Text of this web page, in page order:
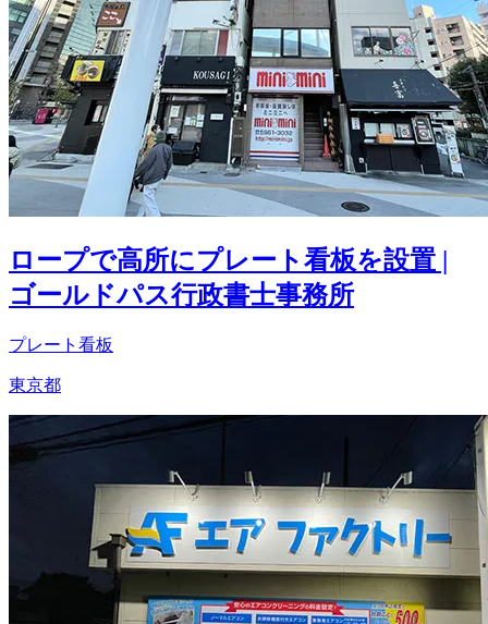
ロープで高所にプレート看板を設置 |
ゴールドパス行政書士事務所
プレート看板
東京都